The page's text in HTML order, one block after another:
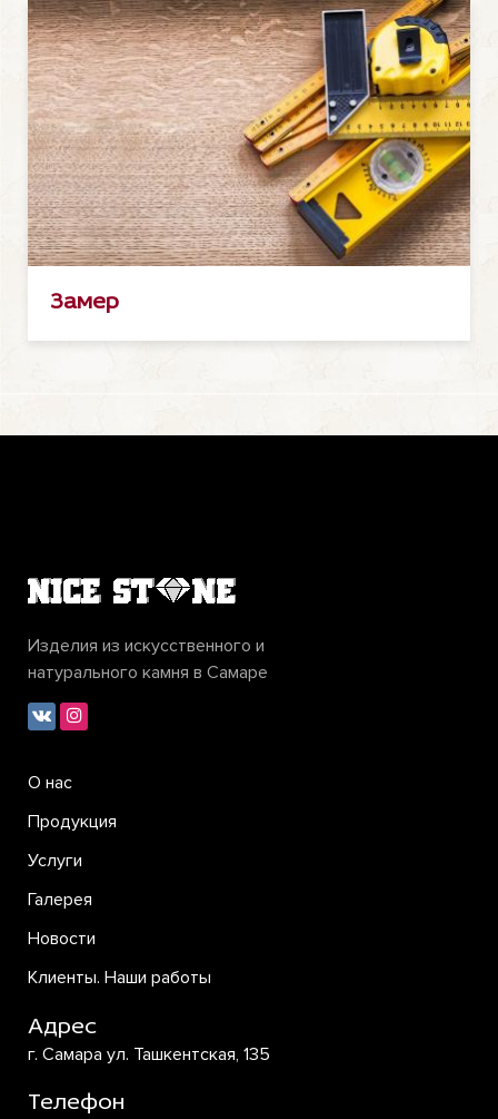
Замер
Изделия из искусственного и
натурального камня в Самаре
О нас
Продукция
Услуги
Галерея
Новости
Клиенты. Наши работы
Адрес
г. Самара ул. Ташкентская, 135
Телефон